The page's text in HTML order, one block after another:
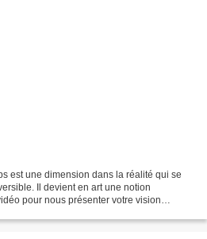
est une dimension dans la réalité qui se
Il devient en art une notion
pour nous présenter votre vision